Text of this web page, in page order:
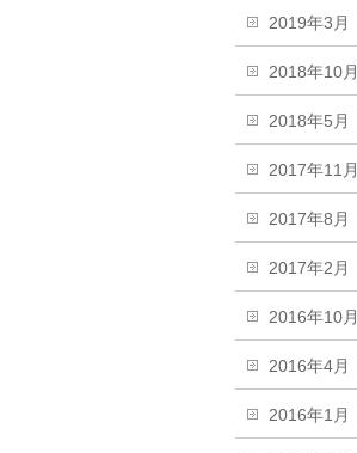
2019年3月
2018年10月
2018年5月
2017年11月
2017年8月
2017年2月
2016年10月
2016年4月
2016年1月